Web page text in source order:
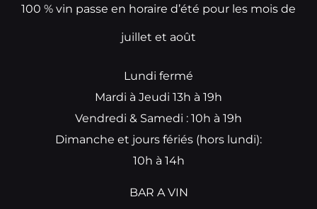
100 % vin passe en horaire d’été pour les mois de
juillet et août
Lundi fermé
Mardi à Jeudi 13h à 19h
Vendredi & Samedi : 10h à 19h
Dimanche et jours fériés (hors lundi):
10h à 14h
BAR A VIN